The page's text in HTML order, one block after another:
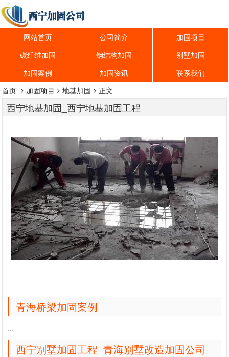
网站首页 公司简介
加固项目
碳纤维加固
钢结构加固
别墅加固
加固案例
加固资讯
联系我们
首页
加固项目 地基加固 正文
西宁地基加固_西宁地基加固工程
青海桥梁加固案例
...
西宁别墅加固工程_青海别墅改造加固公司